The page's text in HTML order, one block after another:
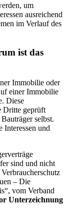
um
ausreichend
im Verlauf des
ist das
Immobilie oder
einer Immobilie
Diese
Dritte geprüft
selbst.
Interessen und
sind und nicht
– Die
vom Verband
Unterzeichnung